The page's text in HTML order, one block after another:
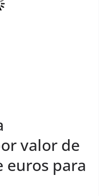
valor de
euros para